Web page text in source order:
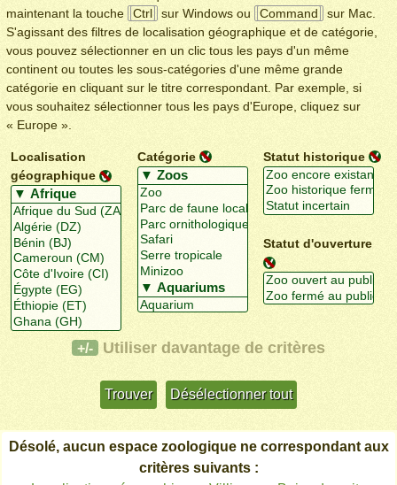
maintenant la touche
Ctrl sur Windows ou Command
sur Mac.
S'agissant des filtres de localisation géographique et de catégorie,
vous pouvez sélectionner en un clic tous les pays d'un même
continent ou toutes les sous-catégories d'une même grande
catégorie en cliquant sur le titre correspondant. Par exemple, si
vous souhaitez sélectionner tous les pays d'Europe, cliquez sur
« Europe ».
Localisation
géographique
Catégorie Statut historique
Statut d'ouverture
+/- Utiliser davantage de critères
Désolé, aucun espace zoologique ne correspondant aux
critères suivants :